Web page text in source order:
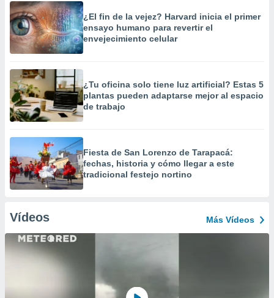
¿El fin de la vejez? Harvard inicia el primer
ensayo humano para revertir el
envejecimiento celular
¿Tu oficina solo tiene luz artificial? Estas 5
plantas pueden adaptarse mejor al espacio
de trabajo
Fiesta de San Lorenzo de Tarapacá:
fechas, historia y cómo llegar a este
tradicional festejo nortino
Vídeos Más Vídeos